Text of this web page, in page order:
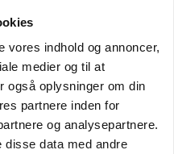
vores indhold og annoncer,
medier og til at
også oplysninger om din
partnere inden for
og analysepartnere.
disse data med andre
vokser: Polsk kylling